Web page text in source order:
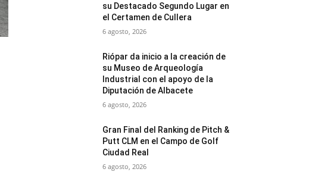
su Destacado Segundo Lugar en
el Certamen de Cullera
6 agosto, 2026
Riópar da inicio a la creación de
su Museo de Arqueología
Industrial con el apoyo de la
Diputación de Albacete
6 agosto, 2026
Gran Final del Ranking de Pitch &
Putt CLM en el Campo de Golf
Ciudad Real
6 agosto, 2026